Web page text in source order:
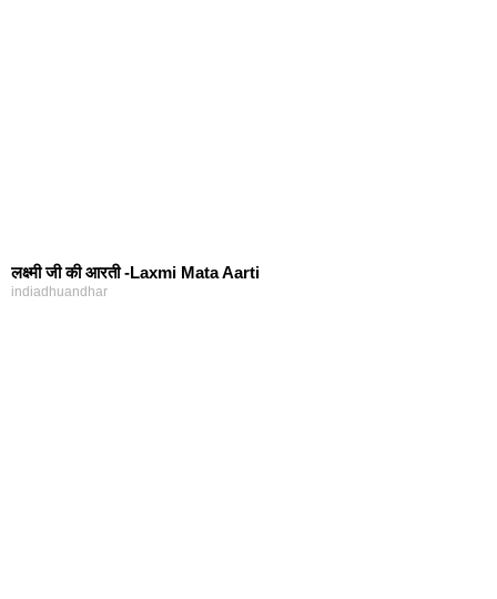
लक्ष्मी जी की आरती -Laxmi Mata Aarti
indiadhuandhar